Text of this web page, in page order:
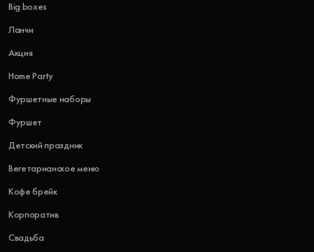
Big boxes
Ланчи
Акция
Home Party
Фуршетные наборы
Фуршет
Детский праздник
Вегетарианское меню
Кофе брейк
Корпоратив
Свадьба